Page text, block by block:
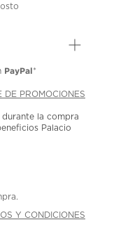
PayPal*
DE PROMOCIONES
durante la compra
Palacio
Y CONDICIONES